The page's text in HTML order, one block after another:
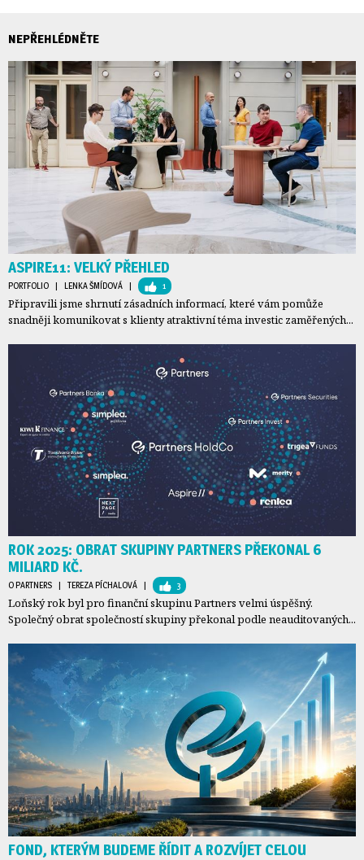
NEPŘEHLÉDNĚTE
ASPIRE11: VELKÝ PŘEHLED
PORTFOLIO | LENKA ŠMÍDOVÁ | 1
Připravili jsme shrnutí zásadních informací, které vám pomůže
snadněji komunikovat s klienty atraktivní téma investic zaměřených...
ROK 2025: OBRAT SKUPINY PARTNERS PŘEKONAL 6
MILIARD KČ.
O PARTNERS | TEREZA PÍCHALOVÁ | 3
Loňský rok byl pro finanční skupinu Partners velmi úspěšný.
Společný obrat společností skupiny překonal podle neauditovaných...
FOND, KTERÝM BUDEME ŘÍDIT A ROZVÍJET CELOU